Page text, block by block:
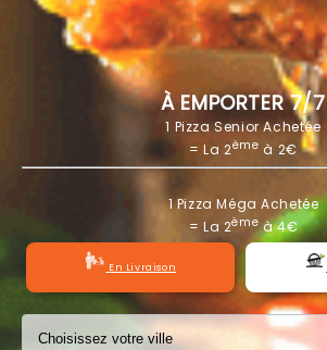
LA CARTE
VOTRE COMPTE
NOTRE RESTAURANT
VOS AVIS
MENTIONS LÉGALES
À EMPORTER 7/7
1 Pizza Senior Achetée
= La 2ème à 2€
1 Pizza Méga Achetée
= La 2èmeà 4€
En Livraison